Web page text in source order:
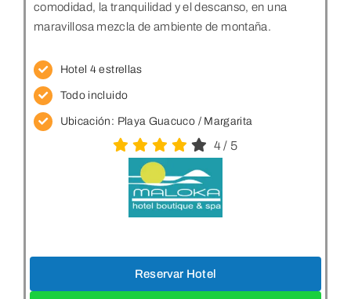
comodidad, la tranquilidad y el descanso, en una
maravillosa mezcla de ambiente de montaña.
Hotel 4 estrellas
Todo incluido
Ubicación: Playa Guacuco / Margarita
4/ 5
Reservar Hotel